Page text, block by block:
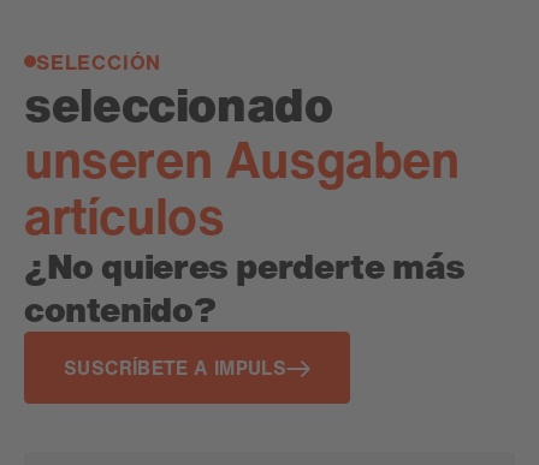
SELECCIÓN
seleccionado
unseren Ausgaben
artículos
¿No quieres perderte más
contenido?
SUSCRÍBETE A IMPULS